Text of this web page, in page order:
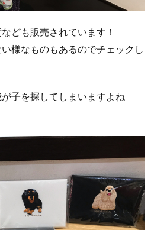
ども販売されています！
様なものもあるのでチェックし
子を探してしまいますよね